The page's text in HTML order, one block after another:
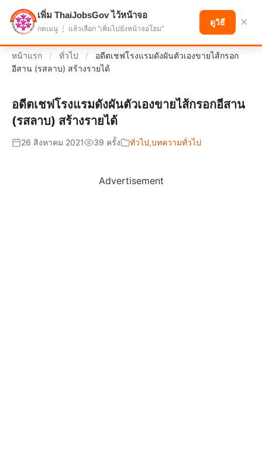
แบ่งปันโอกาส เพื่ออนาคตที่ก้าวหน้า
หน้าแรก / ทั่วไป /
อดีตเชฟโรงแรมดังผันตัวเองขายไส้กรอก
อีสาน (รสลาบ) สร้างรายได้
อดีตเชฟโรงแรมดังผันตัวเองขายไส้กรอกอีสาน
(รสลาบ) สร้างรายได้
26 สิงหาคม 2021 39 ครั้ง ทั่วไป,บทความทั่วไป
Advertisement
เพิ่ม ThaiJobsGov ไว้หน้าจอ
กดเมนู ⋮ แล้วเลือก "เพิ่มไปยังหน้าจอโฮม"
ดูวิธี ×